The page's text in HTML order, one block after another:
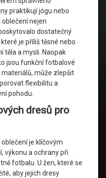
praktikují jógu nebo
nejen
dostatečný
je příliš těsné nebo
těla a mysli. Naopak
jsou funkční fotbalové
může zlepšit
flexibilitu a
pohodu.
dresů pro
je klíčovým
výkonu a ochrany při
fotbalu. U žen, které se
aby jejich dresy